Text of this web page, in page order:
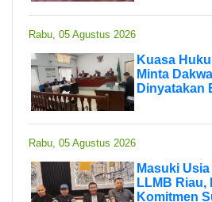
Rabu, 05 Agustus 2026
Kuasa
Minta
Dinyatakan
Rabu, 05 Agustus 2026
Masuki
LLMB
Komitmen